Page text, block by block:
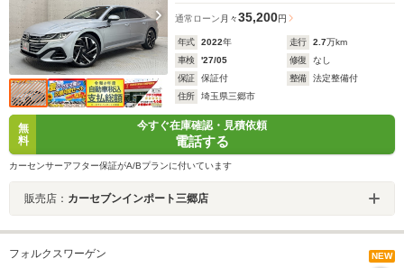
通常ローン 月々35,200円
年式 2022年 走行 2.7万km
車検
'27/05 修復
なし
保証
保証付 整備
法定整備付
住所
埼玉県三郷市
無
料
今すぐ在庫確認・見積依頼
電話する
カーセンサーアフター保証がA/Bプランに付いています
販売店： カーセブンインポート三郷店
フォルクスワーゲン NEW